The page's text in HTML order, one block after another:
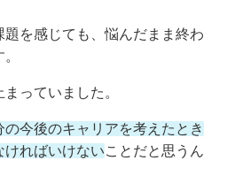
を感じても、悩んだまま終わ
っていました。
今後のキャリアを考えたとき
ければいけないことだと思うん